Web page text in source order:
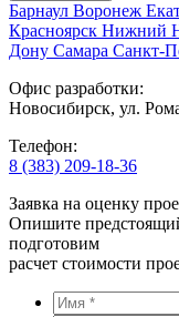
Барнаул Воронеж
Красноярск Нижний
Дону Самара Санкт-
Офис разработки:
Новосибирск, ул.
Телефон:
8 (383) 209-18-36
Заявка на оценку
Опишите
подготовим
расчет стоимости